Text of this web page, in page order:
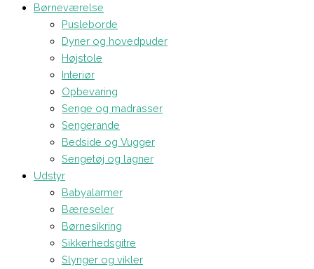
Børneværelse
Pusleborde
Dyner og hovedpuder
Højstole
Interiør
Opbevaring
Senge og madrasser
Sengerande
Bedside og Vugger
Sengetøj og lagner
Udstyr
Babyalarmer
Bæreseler
Børnesikring
Sikkerhedsgitre
Slynger og vikler